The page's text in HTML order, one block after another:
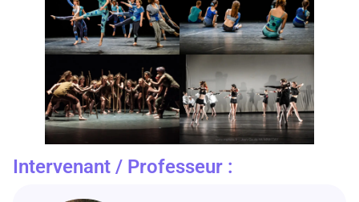
Intervenant / Professeur :